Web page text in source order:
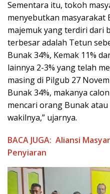
Sementara itu, tokoh
menyebutkan masyarakat
majemuk yang terdiri dari
terbesar adalah Tetun
Bunak 34%, Kemak 11%
lainnya 2-3% yang telah
masing di Pilgub 27
Bunak 34%, makanya
mencari orang Bunak
wakilnya,” ujarnya.
BACA JUGA: Aliansi
Penyiaran